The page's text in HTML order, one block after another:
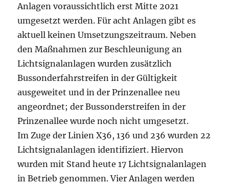
Anlagen voraussichtlich erst Mitte 2021
umgesetzt werden. Für acht Anlagen gibt es
aktuell keinen Umsetzungszeitraum. Neben
den Maßnahmen zur Beschleunigung an
Lichtsignalanlagen wurden zusätzlich
Bussonderfahrstreifen in der Gültigkeit
ausgeweitet und in der Prinzenallee neu
angeordnet; der Bussonderstreifen in der
Prinzenallee wurde noch nicht umgesetzt.
Im Zuge der Linien X36, 136 und 236 wurden 22
Lichtsignalanlagen identifiziert. Hiervon
wurden mit Stand heute 17 Lichtsignalanlagen
in Betrieb genommen. Vier Anlagen werden